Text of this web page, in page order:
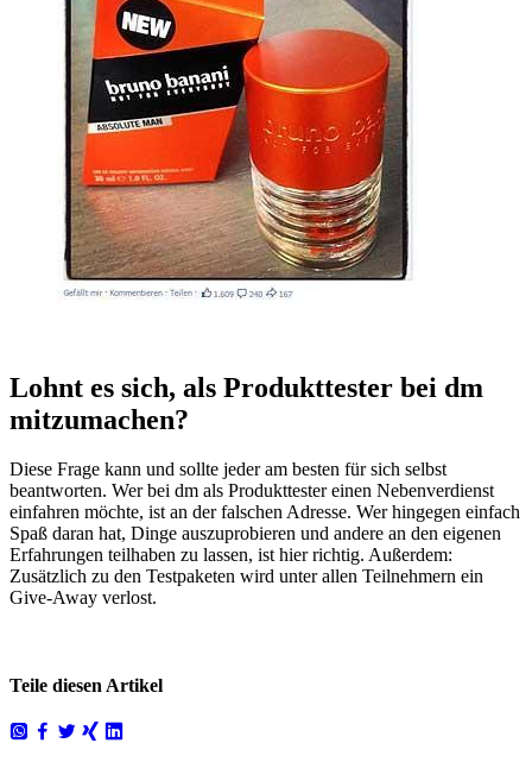
Lohnt es sich, als Produkttester bei dm
mitzumachen?
Diese Frage kann und sollte jeder am besten für sich selbst
beantworten. Wer bei dm als Produkttester einen Nebenverdienst
einfahren möchte, ist an der falschen Adresse. Wer hingegen einfach
Spaß daran hat, Dinge auszuprobieren und andere an den eigenen
Erfahrungen teilhaben zu lassen, ist hier richtig. Außerdem:
Zusätzlich zu den Testpaketen wird unter allen Teilnehmern ein
Give-Away verlost.
Teile diesen Artikel